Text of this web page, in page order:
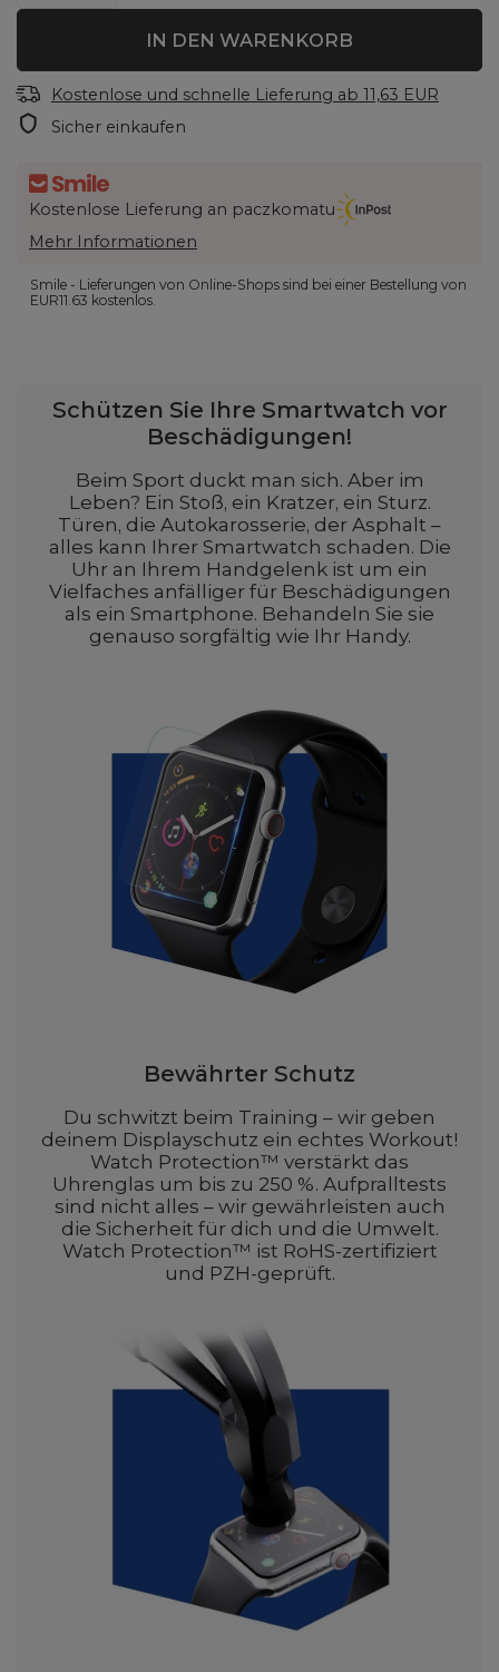
IN DEN WARENKORB
Kostenlose und schnelle Lieferung ab 11,63 EUR
Sicher einkaufen
Kostenlose Lieferung an paczkomatu
Mehr Informationen
Smile - Lieferungen von Online-Shops sind bei einer Bestellung von
EUR11.63 kostenlos.
Schützen Sie Ihre Smartwatch vor
Beschädigungen!
Beim Sport duckt man sich. Aber im
Leben? Ein Stoß, ein Kratzer, ein Sturz.
Türen, die Autokarosserie, der Asphalt –
alles kann Ihrer Smartwatch schaden. Die
Uhr an Ihrem Handgelenk ist um ein
Vielfaches anfälliger für Beschädigungen
als ein Smartphone. Behandeln Sie sie
genauso sorgfältig wie Ihr Handy.
Bewährter Schutz
Du schwitzt beim Training – wir geben
deinem Displayschutz ein echtes Workout!
Watch Protection™ verstärkt das
Uhrenglas um bis zu 250 %. Aufpralltests
sind nicht alles – wir gewährleisten auch
die Sicherheit für dich und die Umwelt.
Watch Protection™ ist RoHS-zertifiziert
und PZH-geprüft.